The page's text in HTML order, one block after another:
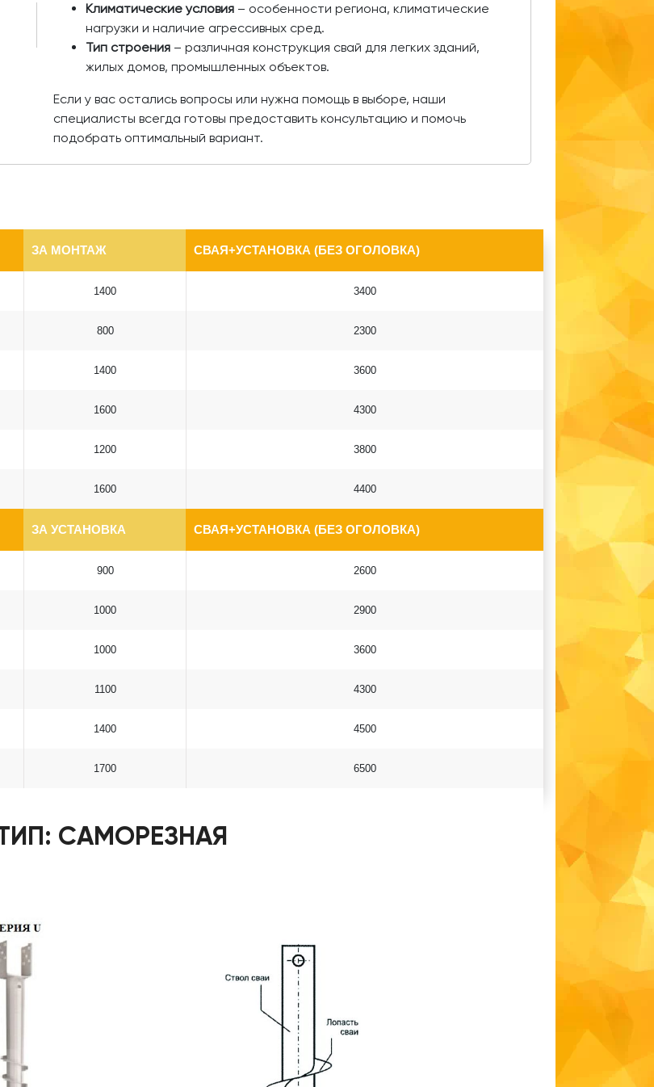
Климатические условия – особенности региона, климатические
нагрузки и наличие агрессивных сред.
Тип строения – различная конструкция свай для легких зданий,
жилых домов, промышленных объектов.
Если у вас остались вопросы или нужна помощь в выборе, наши
специалисты всегда готовы предоставить консультацию и помочь
подобрать оптимальный вариант.
ЗА МОНТАЖ СВАЯ+УСТАНОВКА (БЕЗ ОГОЛОВКА)
1400 3400
800 2300
1400 3600
1600 4300
1200 3800
1600 4400
ЗА УСТАНОВКА СВАЯ+УСТАНОВКА (БЕЗ ОГОЛОВКА)
900 2600
1000 2900
1000 3600
1100 4300
1400 4500
1700 6500
САМОРЕЗНАЯ